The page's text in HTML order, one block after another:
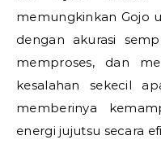
memungkinkan Gojo
dengan akurasi
memproses, dan
kesalahan sekecil
memberinya
energi jujutsu secara